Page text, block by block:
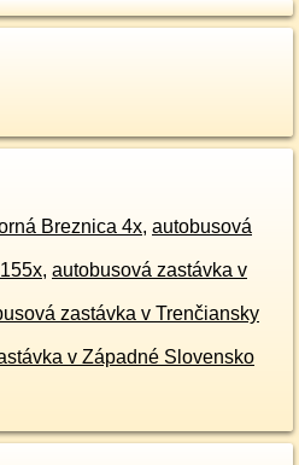
Breznica 4x, autobusová
, autobusová zastávka v
zastávka v Trenčiansky
v Západné Slovensko